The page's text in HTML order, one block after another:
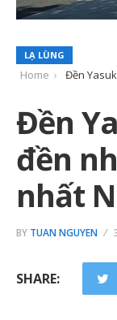
LẠ LÙNG
Home Đền
Đền
đền
nhất
BY TUAN NGUYEN
SHARE: